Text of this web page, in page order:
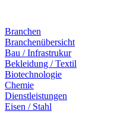
Branchen
Branchenübersicht
Bau / Infrastrukur
Bekleidung / Textil
Biotechnologie
Chemie
Dienstleistungen
Eisen / Stahl